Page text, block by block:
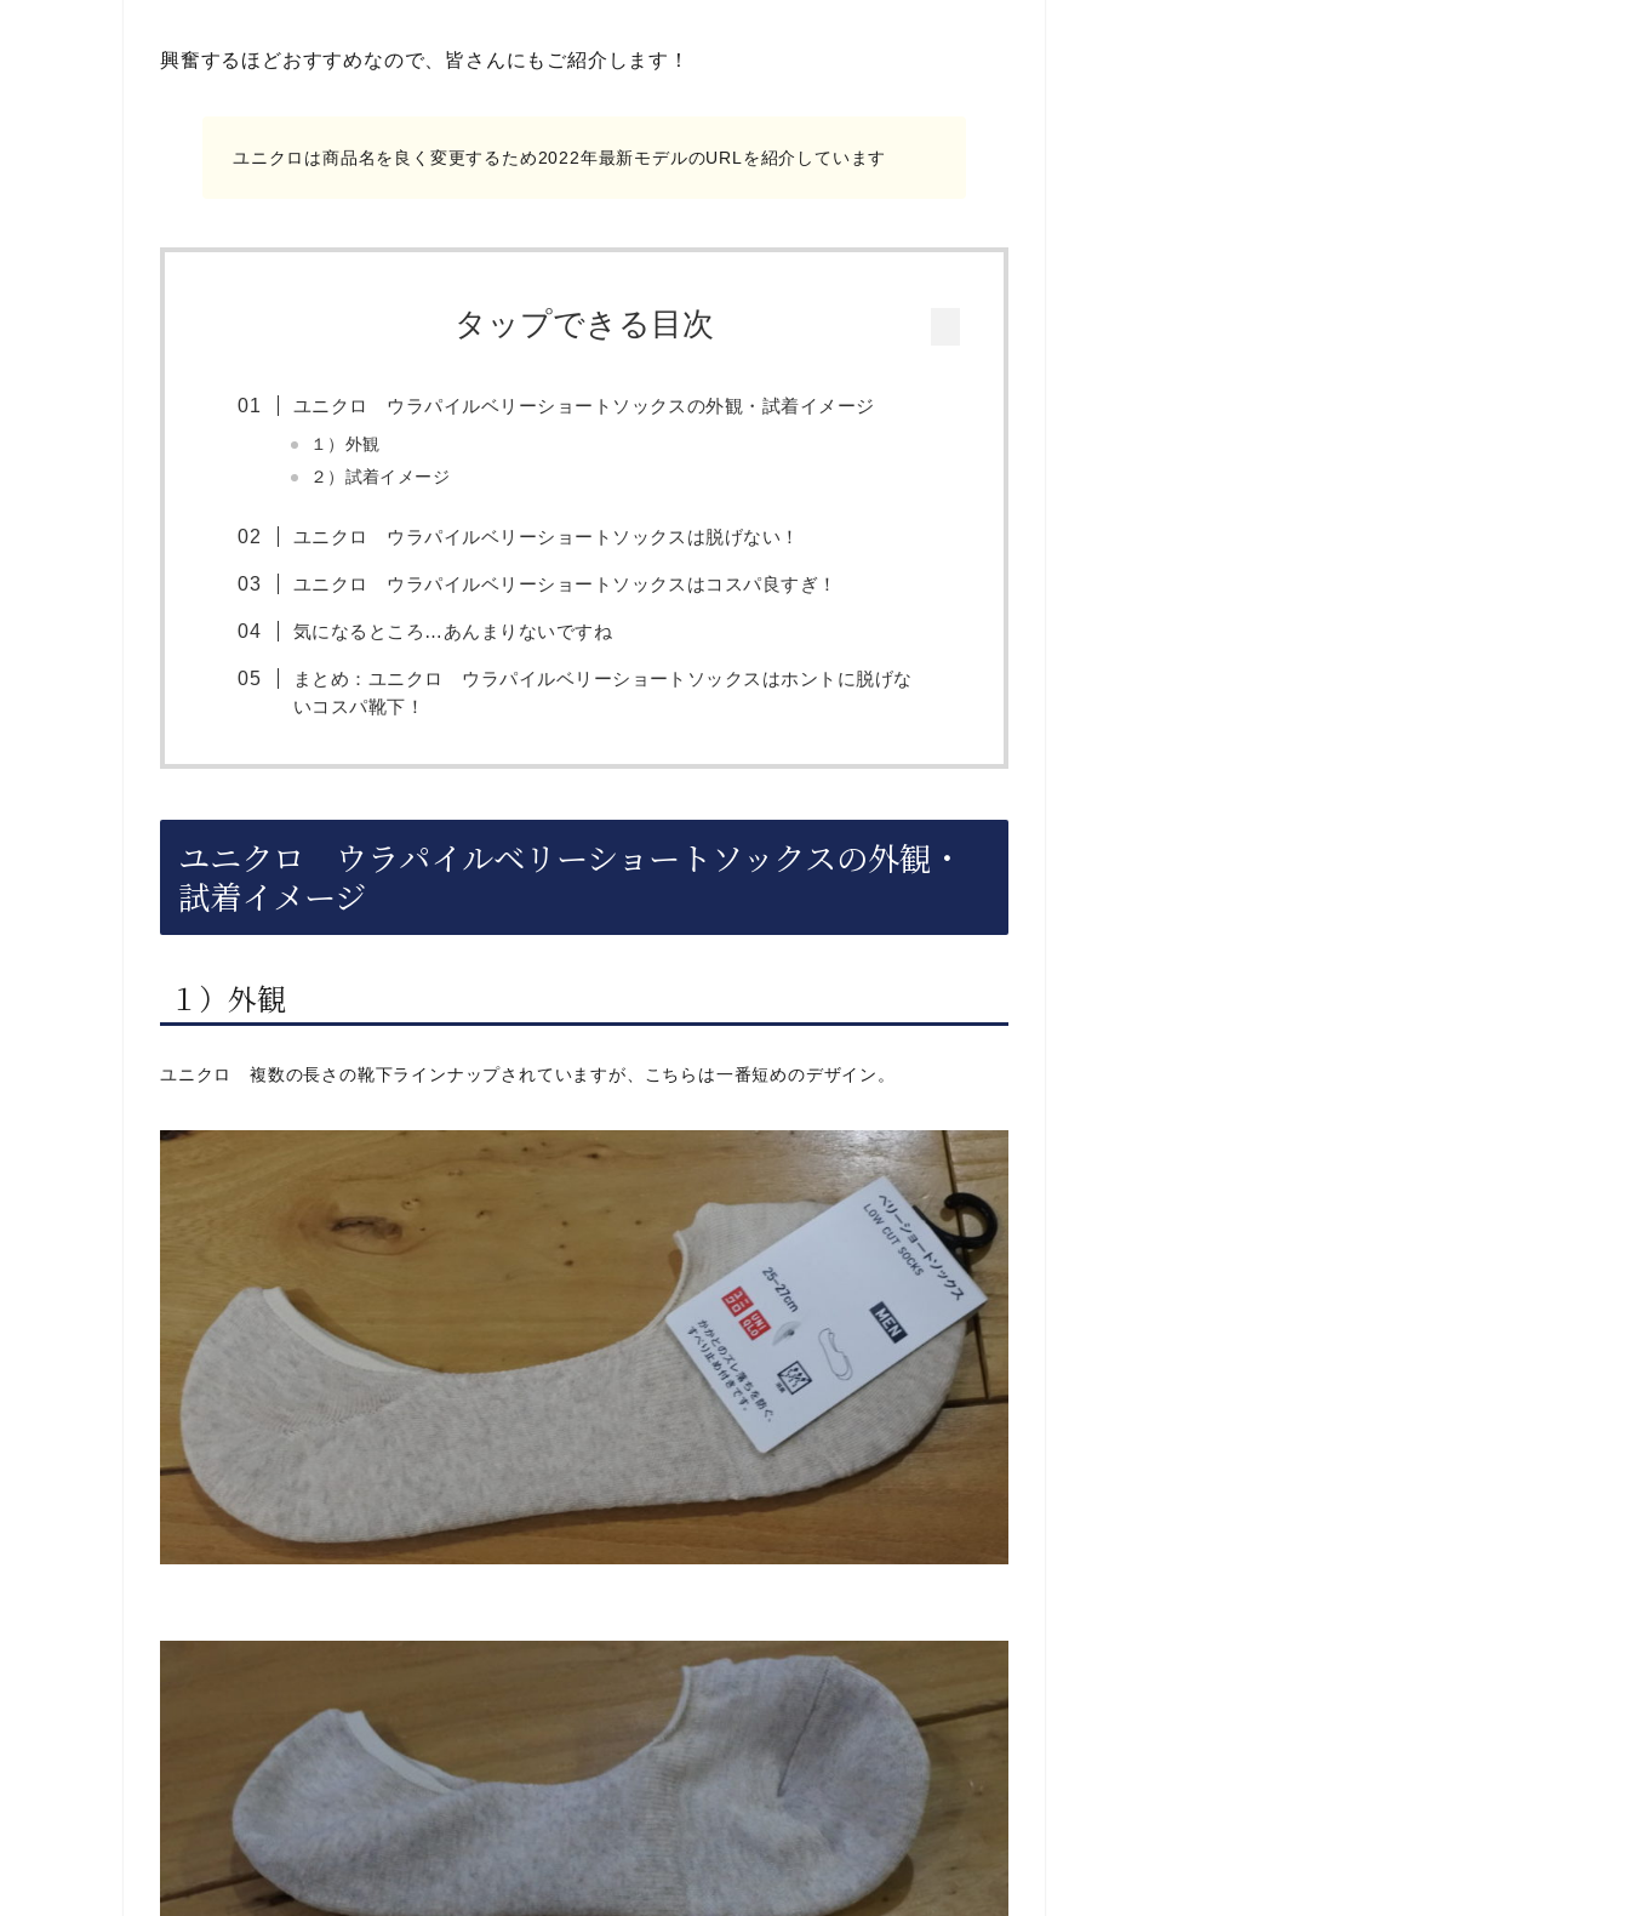
興奮するほどおすすめなので、皆さんにもご紹介します！
ユニクロは商品名を良く変更するため2022年最新モデルのURLを紹介しています
タップできる目次
ユニクロ ウラパイルベリーショートソックスの外観・試着イメージ
１）外観
２）試着イメージ
ユニクロ ウラパイルベリーショートソックスは脱げない！
ユニクロ ウラパイルベリーショートソックスはコスパ良すぎ！
気になるところ…あんまりないですね
まとめ：ユニクロ ウラパイルベリーショートソックスはホントに脱げな
いコスパ靴下！
ユニクロ ウラパイルベリーショートソックスの外観・
試着イメージ
１）外観
ユニクロ 複数の長さの靴下ラインナップされていますが、こちらは一番短めのデザイン。